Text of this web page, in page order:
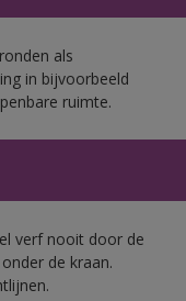
als
in bijvoorbeeld
ruimte.
verf nooit door de
de kraan.